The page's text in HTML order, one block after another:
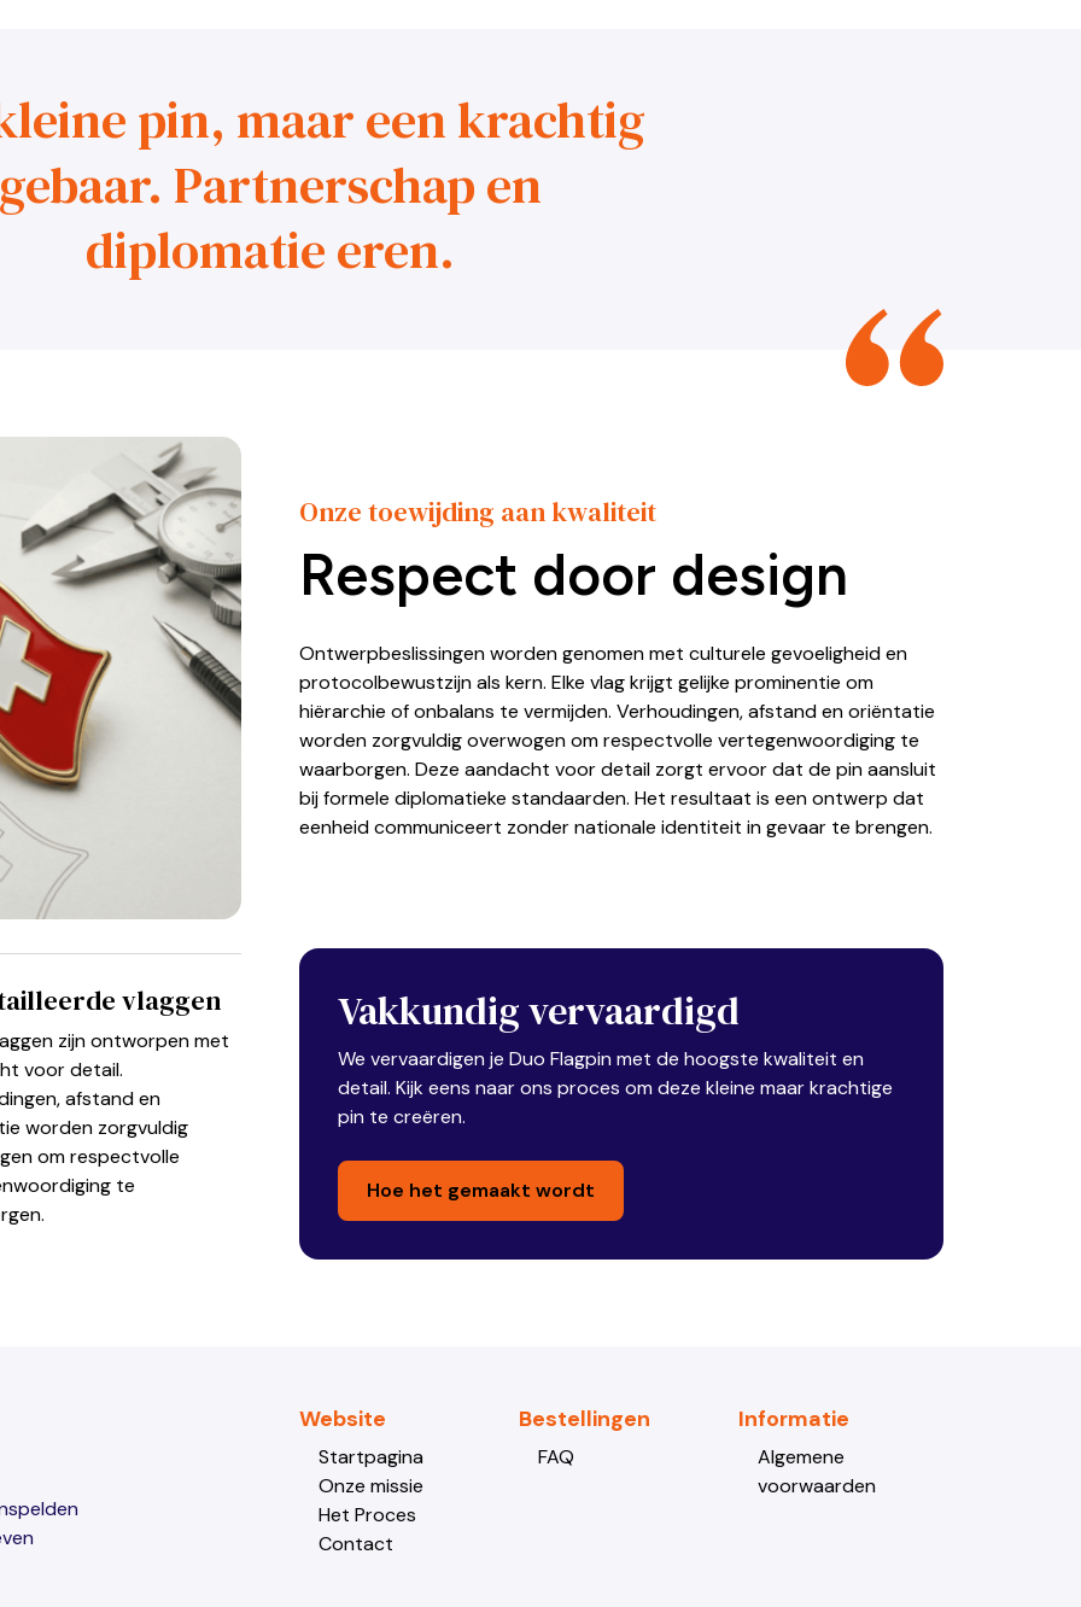
pin, maar een krachtig
gebaar. Partnerschap en
diplomatie eren.
Onze toewijding aan kwaliteit
Respect door design
Ontwerpbeslissingen worden genomen met culturele gevoeligheid en
protocolbewustzijn als kern. Elke vlag krijgt gelijke prominentie om
hiërarchie of onbalans te vermijden. Verhoudingen, afstand en oriëntatie
worden zorgvuldig overwogen om respectvolle vertegenwoordiging te
waarborgen. Deze aandacht voor detail zorgt ervoor dat de pin aansluit
bij formele diplomatieke standaarden. Het resultaat is een ontwerp dat
eenheid communiceert zonder nationale identiteit in gevaar te brengen.
vlaggen
zijn ontworpen met
voor detail.
afstand en
worden zorgvuldig
om respectvolle
te
Vakkundig vervaardigd
We vervaardigen je Duo Flagpin met de hoogste kwaliteit en
detail. Kijk eens naar ons proces om deze kleine maar krachtige
pin te creëren.
Hoe het gemaakt wordt
Website
Startpagina
Onze missie
Het Proces
Contact
Bestellingen
FAQ
Informatie
Algemene
voorwaarden